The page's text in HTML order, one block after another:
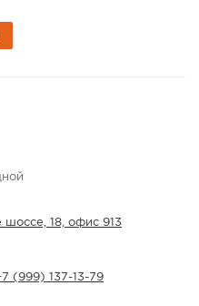
шоссе, 18, офис 913
(999) 137-13-79